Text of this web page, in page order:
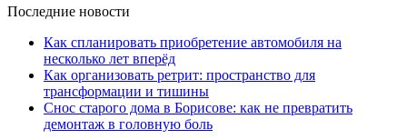
Последние новости
Как спланировать приобретение автомобиля на
несколько лет вперёд
Как организовать ретрит: пространство для
трансформации и тишины
Снос старого дома в Борисове: как не превратить
демонтаж в головную боль